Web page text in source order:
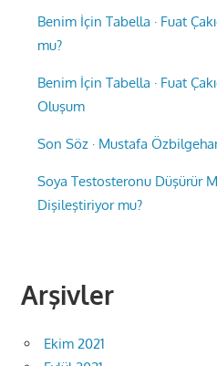
Benim İçin Tabella · Fuat
mu?
Benim İçin Tabella · Fuat
Oluşum
Son Söz · Mustafa
Soya Testosteronu Düşürür
Dişileştiriyor mu?
Arşivler
Ekim 2021